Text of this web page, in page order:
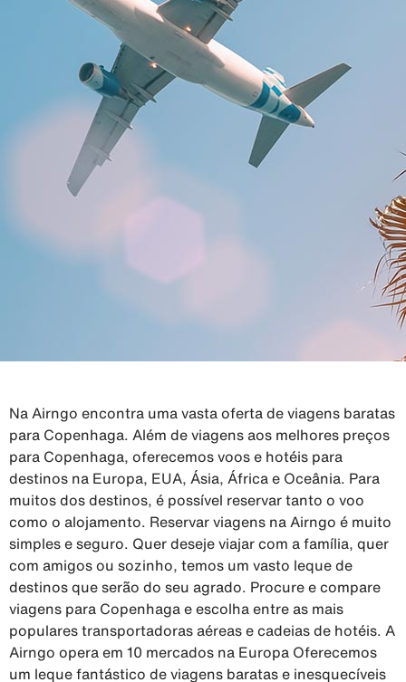
Na Airngo encontra uma vasta oferta de viagens baratas
para Copenhaga. Além de viagens aos melhores preços
para Copenhaga, oferecemos voos e hotéis para
destinos na Europa, EUA, Ásia, África e Oceânia. Para
muitos dos destinos, é possível reservar tanto o voo
como o alojamento. Reservar viagens na Airngo é muito
simples e seguro. Quer deseje viajar com a família, quer
com amigos ou sozinho, temos um vasto leque de
destinos que serão do seu agrado. Procure e compare
viagens para Copenhaga e escolha entre as mais
populares transportadoras aéreas e cadeias de hotéis. A
Airngo opera em 10 mercados na Europa Oferecemos
um leque fantástico de viagens baratas e inesquecíveis